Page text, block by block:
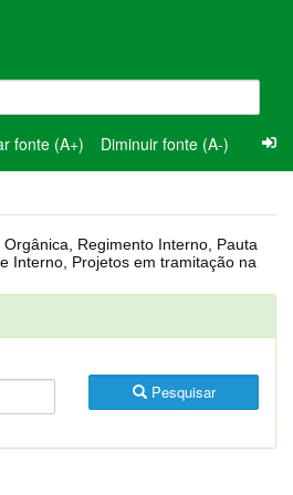
fonte (A+) Diminuir fonte (A-)
Pesquisar